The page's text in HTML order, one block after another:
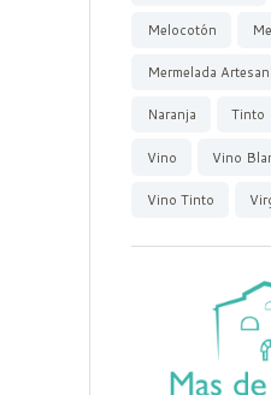
Melocotón
Mermelada
Naranja Tinto
Vino Vino
Vino Tinto